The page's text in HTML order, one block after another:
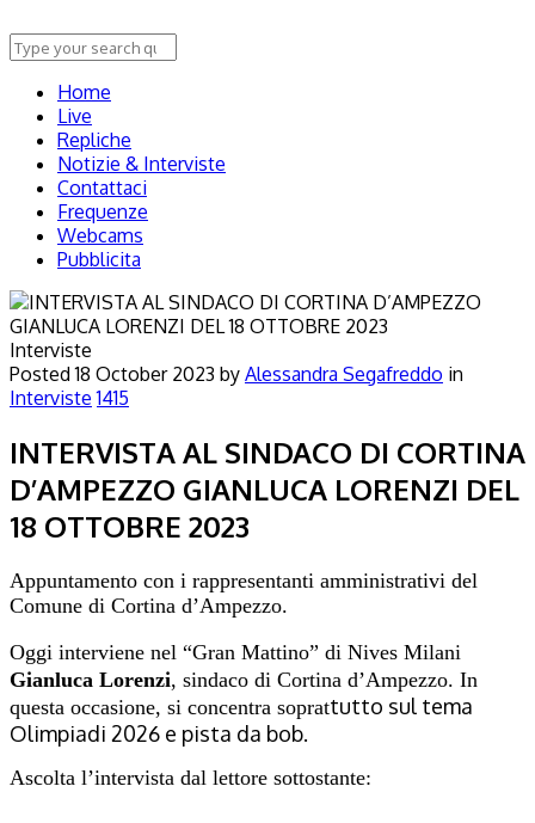
Home
Live
Repliche
Notizie & Interviste
Contattaci
Frequenze
Webcams
Pubblicita
Interviste
Posted18 October 2023 by Alessandra Segafreddo in
Interviste 1415
INTERVISTA AL SINDACO DI CORTINA
D’AMPEZZO GIANLUCA LORENZI DEL
18 OTTOBRE 2023
Appuntamento con i rappresentanti amministrativi del
Comune di Cortina d’Ampezzo.
Oggi interviene nel “Gran Mattino” di Nives Milani
Gianluca Lorenzi, sindaco di Cortina d’Ampezzo. In
questa occasione, si concentra soprattutto sul tema
Olimpiadi 2026 e pista da bob.
Ascolta l’intervista dal lettore sottostante: